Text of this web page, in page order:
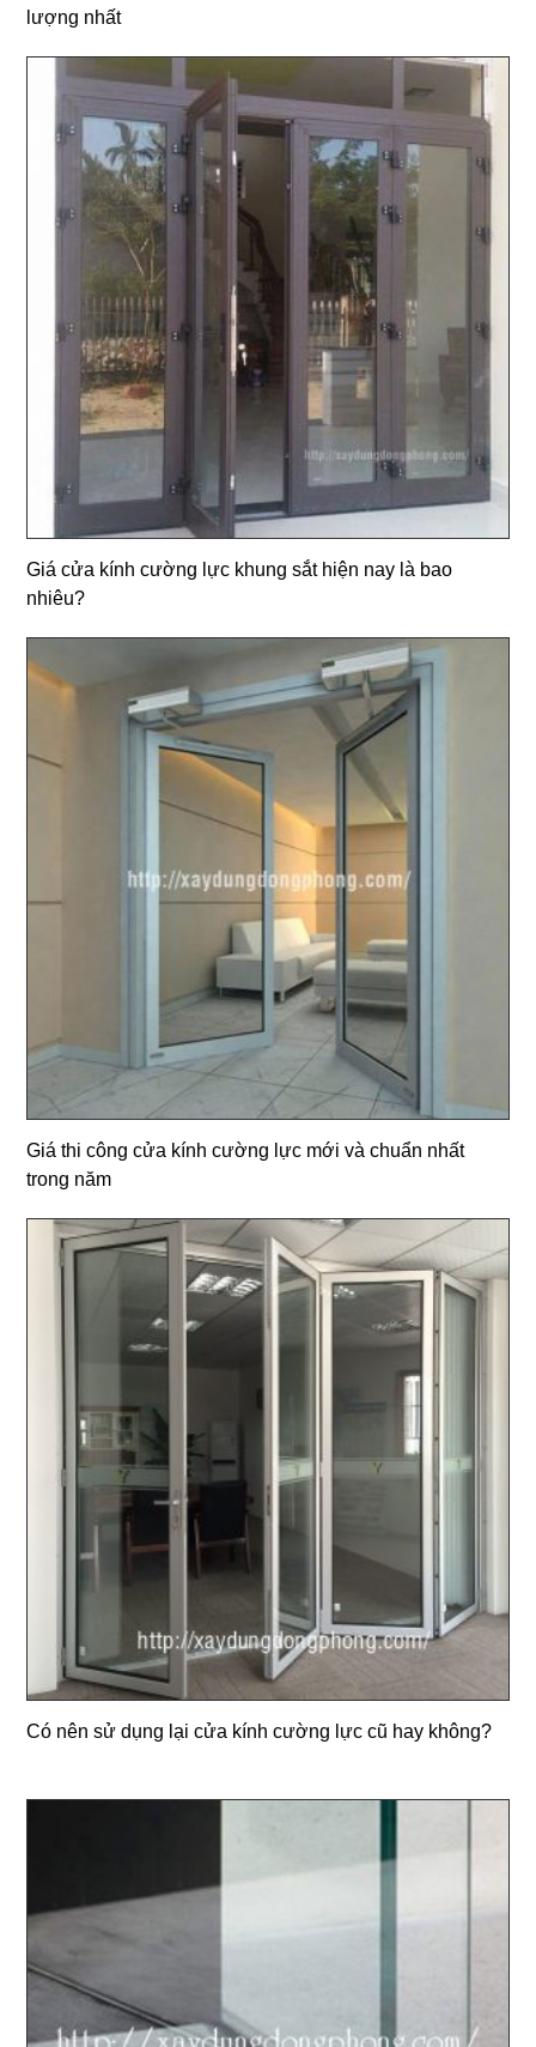
lượng nhất
Giá cửa kính cường lực khung sắt hiện nay là bao
nhiêu?
Giá thi công cửa kính cường lực mới và chuẩn nhất
trong năm
Có nên sử dụng lại cửa kính cường lực cũ hay không?